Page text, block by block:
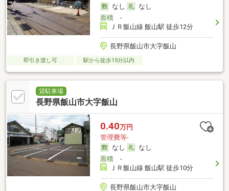
なし
なし
面積-
ＪＲ飯山線 飯山駅 徒歩12分
長野県飯山市大字飯山
即引き渡し可 駅から徒歩15分以内
貸駐車場
長野県飯山市大字飯山
0.40万円
管理費等-
なし
なし
面積-
ＪＲ飯山線 飯山駅 徒歩10分
長野県飯山市大字飯山